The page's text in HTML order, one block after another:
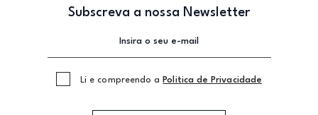
Subscreva a nossa Newsletter
Li e compreendo a Politica de Privacidade